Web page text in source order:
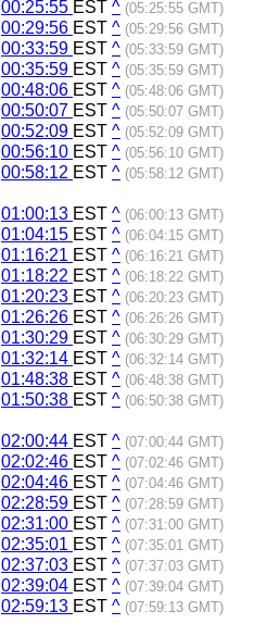
00:25:55 EST ^ (05:25:55 GMT)
00:29:56 EST ^ (05:29:56 GMT)
00:33:59 EST ^ (05:33:59 GMT)
00:35:59 EST ^ (05:35:59 GMT)
00:48:06 EST ^ (05:48:06 GMT)
00:50:07 EST ^ (05:50:07 GMT)
00:52:09 EST ^ (05:52:09 GMT)
00:56:10 EST ^ (05:56:10 GMT)
00:58:12 EST ^ (05:58:12 GMT)
01:00:13 EST ^ (06:00:13 GMT)
01:04:15 EST ^ (06:04:15 GMT)
01:16:21 EST ^ (06:16:21 GMT)
01:18:22 EST ^ (06:18:22 GMT)
01:20:23 EST ^ (06:20:23 GMT)
01:26:26 EST ^ (06:26:26 GMT)
01:30:29 EST ^ (06:30:29 GMT)
01:32:14 EST ^ (06:32:14 GMT)
01:48:38 EST ^ (06:48:38 GMT)
01:50:38 EST ^ (06:50:38 GMT)
02:00:44 EST ^ (07:00:44 GMT)
02:02:46 EST ^ (07:02:46 GMT)
02:04:46 EST ^ (07:04:46 GMT)
02:28:59 EST ^ (07:28:59 GMT)
02:31:00 EST ^ (07:31:00 GMT)
02:35:01 EST ^ (07:35:01 GMT)
02:37:03 EST ^ (07:37:03 GMT)
02:39:04 EST ^ (07:39:04 GMT)
02:59:13 EST ^ (07:59:13 GMT)